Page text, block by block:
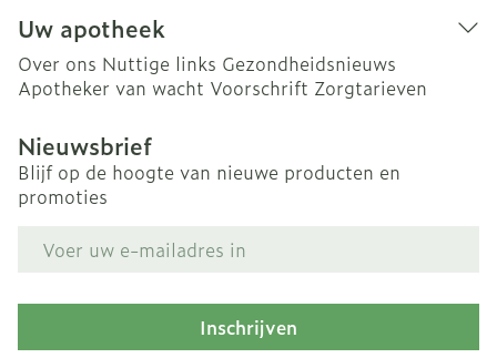
Uw apotheek
Over ons Nuttige links Gezondheidsnieuws
Apotheker van wacht Voorschrift Zorgtarieven
Nieuwsbrief
Blijf op de hoogte van nieuwe producten en
promoties
Inschrijven